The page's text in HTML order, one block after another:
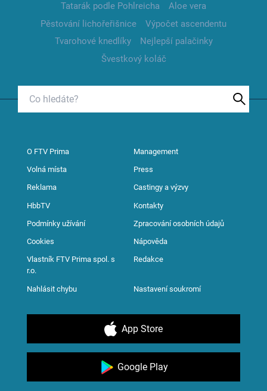
Tatarák podle Pohlreicha
Aloe vera
Pěstování lichořeřišnice
Výpočet ascendentu
Tvarohové knedlíky
Nejlepší palačinky
Švestkový koláč
O FTV Prima Management
Volná místa Press
Reklama Castingy a výzvy
HbbTV Kontakty
Podmínky užívání Zpracování osobních údajů
Cookies Nápověda
Vlastník FTV Prima spol. s
r.o.
Redakce
Nahlásit chybu Nastavení soukromí
App Store
Google Play